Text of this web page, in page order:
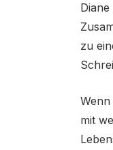
zu
mit